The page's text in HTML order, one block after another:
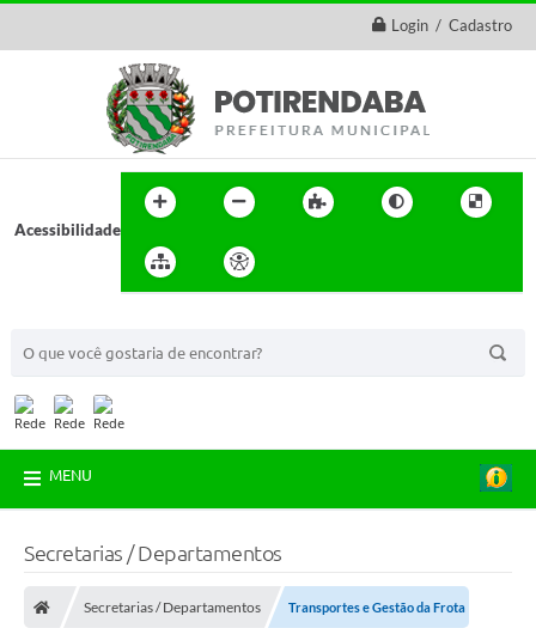
Login / Cadastro
Acessibilidade
MENU
Secretarias / Departamentos
Secretarias / Departamentos Transportes e Gestão da Frota